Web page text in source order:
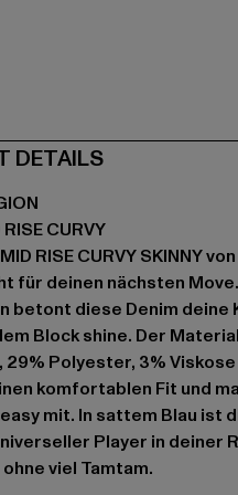
DETAILS
CURVY
RISE CURVY SKINNY
für deinen nächsten
betont diese Denim deine
Block shine. Der
29% Polyester, 3%
komfortablen Fit und
mit. In sattem Blau ist
Player in deiner
viel Tamtam.